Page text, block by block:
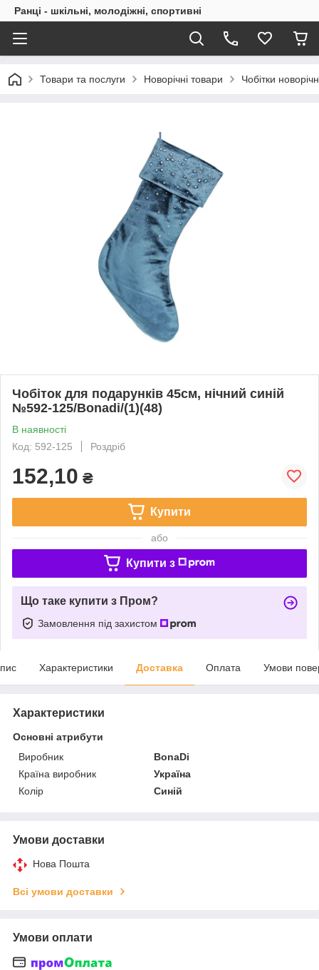
Ранці - шкільні, молодіжні, спортивні
Товари та послуги Новорічні товари Чобітки
Чобіток для подарунків 45см, нічний синій
№592-125/Bonadi/(1)(48)
В наявності
Код: 592-125
Роздріб
152,10 ₴
Купити
або
Купити з
Що таке купити з Пром?
Замовлення під захистом
Характеристики Доставка Оплата Умови
Характеристики
Основні атрибути
Виробник
BonaDi
Країна виробник
Україна
Колір
Синій
Умови доставки
Нова Пошта
Всі умови доставки
Умови оплати